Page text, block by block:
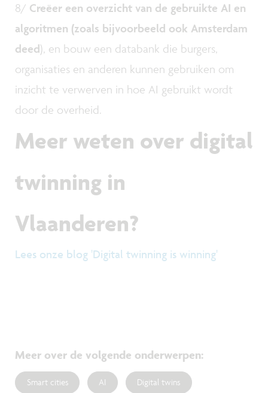
8/ Creëer een overzicht van de gebruikte AI en
algoritmen (zoals bijvoorbeeld ook Amsterdam
deed), en bouw een databank die burgers,
organisaties en anderen kunnen gebruiken om
inzicht te verwerven in hoe AI gebruikt wordt
door de overheid.
Meer weten over digital
twinning in
Vlaanderen?
Lees onze blog 'Digital twinning is winning'
Meer over de volgende onderwerpen:
Smart cities AI Digital twins